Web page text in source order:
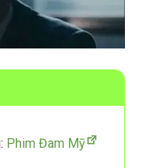
Phim Đam Mỹ